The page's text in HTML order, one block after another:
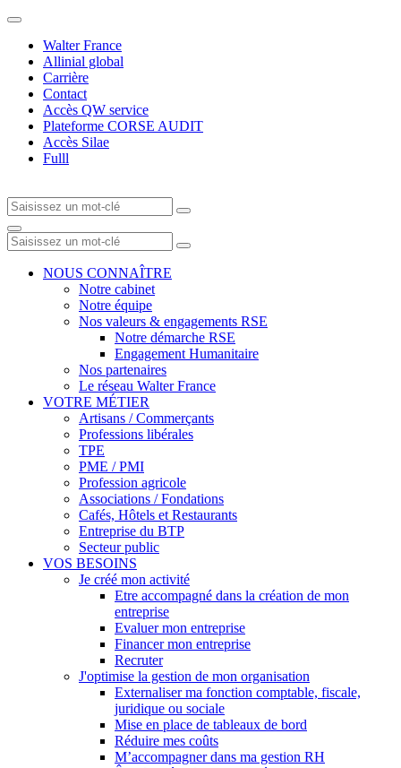
Walter France
Allinial global
Carrière
Contact
Accès QW service
Plateforme CORSE AUDIT
Accès Silae
Fulll
NOUS CONNAÎTRE
Notre cabinet
Notre équipe
Nos valeurs & engagements RSE
Notre démarche RSE
Engagement Humanitaire
Nos partenaires
Le réseau Walter France
VOTRE MÉTIER
Artisans / Commerçants
Professions libérales
TPE
PME / PMI
Profession agricole
Associations / Fondations
Cafés, Hôtels et Restaurants
Entreprise du BTP
Secteur public
VOS BESOINS
Je créé mon activité
Etre accompagné dans la création de mon
entreprise
Evaluer mon entreprise
Financer mon entreprise
Recruter
J'optimise la gestion de mon organisation
Externaliser ma fonction comptable, fiscale,
juridique ou sociale
Mise en place de tableaux de bord
Réduire mes coûts
M’accompagner dans ma gestion RH